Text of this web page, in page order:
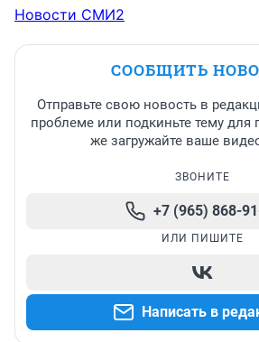
Новости СМИ2
СООБЩИТЬ
Отправьте свою новость в
проблеме или подкиньте тему
же загружайте ваше
ЗВОНИТЕ
+7 (965) 868-
ИЛИ ПИШИТЕ
Написать в